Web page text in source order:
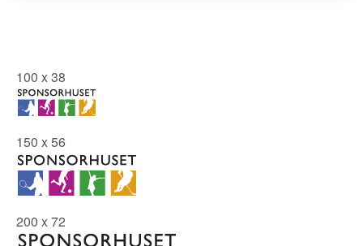
100 x 38
150 x 56
200 x 72